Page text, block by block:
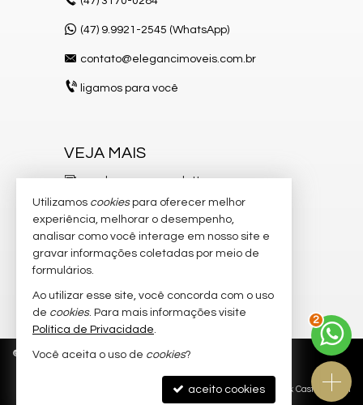
(47) 9.9921-2545 (WhatsApp)
contato@elegancimoveis.com.br
ligamos para você
VEJA MAIS
receba nosso newsletter
indicadores financeiros
cadastre seu imóvel
imóveis favoritos
mapa de imóveis
© 2026 CRECI/SC 8.750-J Política de Privacidade
Site para imobiliárias: Castel Digital
Utilizamos cookiespara oferecer melhor
experiência, melhorar o desempenho,
analisar como você interage em nosso site e
gravar informações coletadas por meio de
formulários.
Ao utilizar esse site, você concorda com o uso
de cookies. Para mais informações visite
Política de Privacidade.
Você aceita o uso de cookies?
aceito cookies